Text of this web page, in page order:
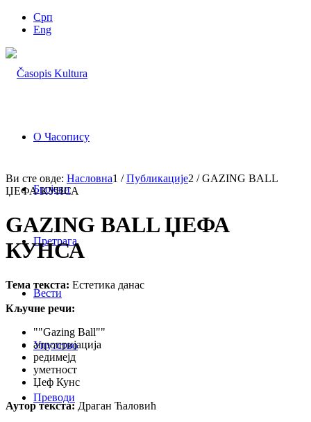
Срп
Eng
О Часопису
Бројеви
Претрага
Вести
Упутство
Преводи
Ви сте овде: Насловна1 / Публикације2 / GAZING BALL
ЏЕФА КУНСА
GAZING BALL ЏЕФА
КУНСА
Тема текста: Естетика данас
Кључне речи:
""Gazing Ball""
апропријација
редимејд
уметност
Џеф Кунс
Аутор текста: Драган Ћаловић